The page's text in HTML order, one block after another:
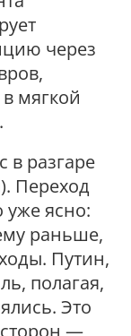
через
мягкой
в разгаре
Переход
ясно:
раньше,
Путин,
полагая,
Это